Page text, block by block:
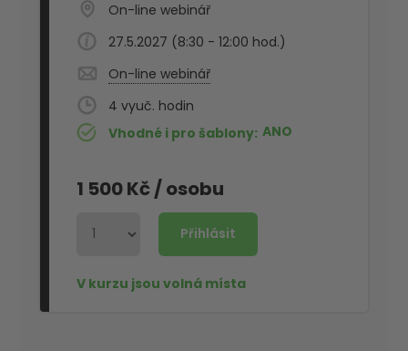
On-line webinář
27.5.2027 (8:30 - 12:00 hod.)
On-line webinář
4
Vhodné i pro šablony ANO
1 500 Kč/ osobu